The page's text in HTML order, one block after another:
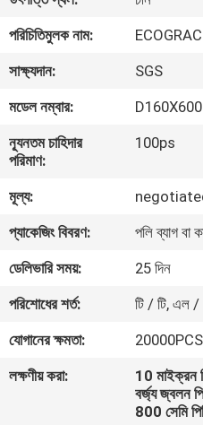
আমাদের
সম্পর্কে
কারখানা
ভ্রমণ
মান
নিয়ন্ত্রণ
যোগাযোগ
করুন
উদ্ধৃতির
পরিচিতিমুলক নাম:
সাক্ষ্যদান:
SGS
মডেল নম্বার:
ন্যূনতম চাহিদার
পরিমাণ:
100ps
মূল্য:
প্যাকেজিং বিবরণ:
পলি ব্যাগ বা
ডেলিভারি সময়:
25 দিন
পরিশোধের শর্ত:
টি / টি, এল /
যোগানের ক্ষমতা:
20000PCS
লক্ষণীয় করা:
10 মাইক্রন
বর্জ্য জ্বলন
800 সেমি